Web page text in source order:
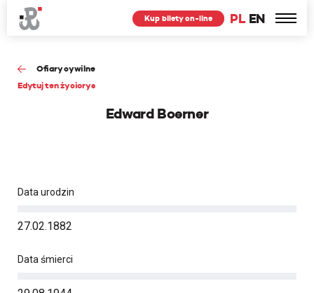
PL EN
Kup bilety on-line
Ofiary cywilne
Edytuj ten życiorys
Edward Boerner
Data urodzin
27.02.1882
Data śmierci